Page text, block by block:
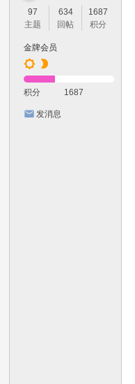
97
主题
634
回帖
1687
积分
金牌会员
积分 1687
发消息